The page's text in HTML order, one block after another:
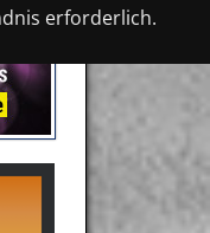
erforderlich.